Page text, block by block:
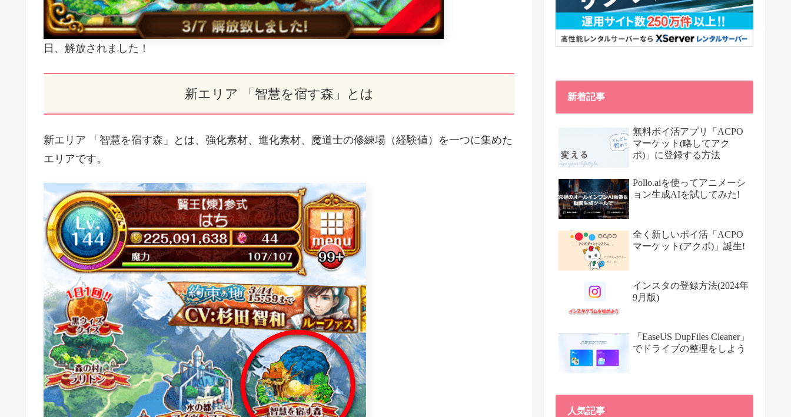
日、解放されました！
新エリア 「智慧を宿す森」とは
新エリア 「智慧を宿す森」とは、強化素材、進化素材、魔道士の修練場（経験値）を一つに集めた
エリアです。
新着記事
無料ポイ活アプリ「ACPO
マーケット(略してアク
ポ)」に登録する方法
Pollo.aiを使ってアニメーシ
ョン生成AIを試してみた!
全く新しいポイ活「ACPO
マーケット(アクポ)」誕生!
インスタの登録方法(2024年
9月版)
「EaseUS DupFiles Cleaner」
でドライブの整理をしよう
人気記事